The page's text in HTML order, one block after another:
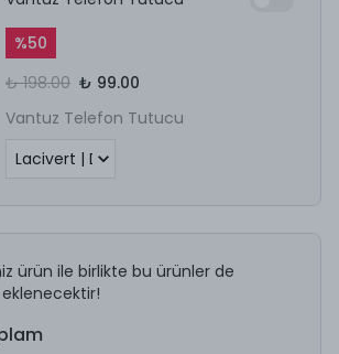
%50
₺ 198.00 ₺ 99.00
Vantuz Telefon Tutucu
ürün ile birlikte bu ürünler de